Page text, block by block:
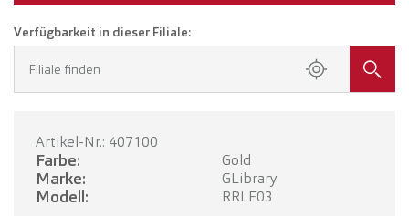
Verfügbarkeit in dieser Filiale:
Filiale finden
Artikel-Nr.: 407100
Farbe: Gold
Marke: GLibrary
Modell: RRLF03